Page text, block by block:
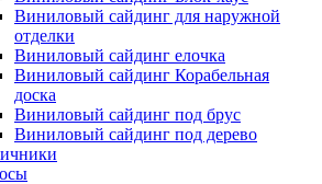
Виниловый сайдинг для наружной
отделки
Виниловый сайдинг елочка
Виниловый сайдинг Корабельная
доска
Виниловый сайдинг под брус
Виниловый сайдинг под дерево